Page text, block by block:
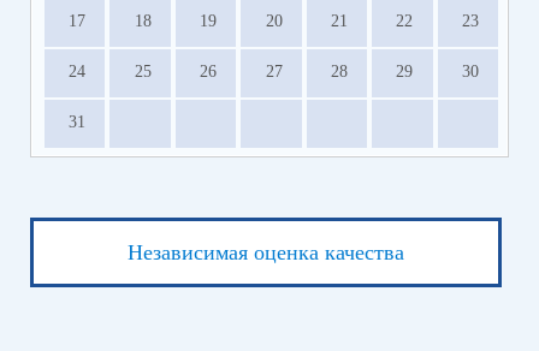
17 18 19 20 21 22 23
24 25 26 27 28 29 30
31
Независимая оценка качества